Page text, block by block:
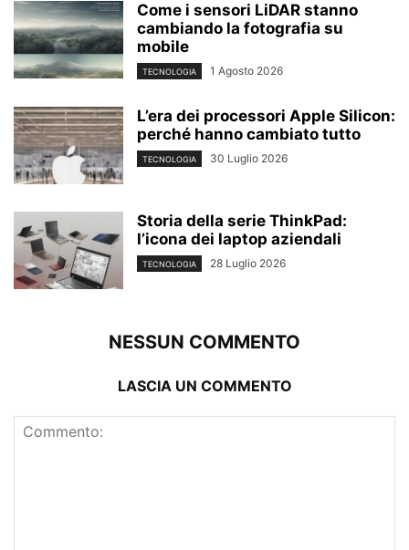
Come i sensori LiDAR stanno
cambiando la fotografia su
mobile
TECNOLOGIA 1 Agosto 2026
L’era dei processori Apple Silicon:
perché hanno cambiato tutto
TECNOLOGIA 30 Luglio 2026
Storia della serie ThinkPad:
l’icona dei laptop aziendali
TECNOLOGIA 28 Luglio 2026
NESSUN COMMENTO
LASCIA UN COMMENTO